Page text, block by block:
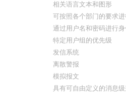
相关语言文本和图形
可按照各个部门的要求
通过用户名和密码进行
特定用户组的优先级
发信系统
离散警报
模拟报文
具有可自由定义的消息